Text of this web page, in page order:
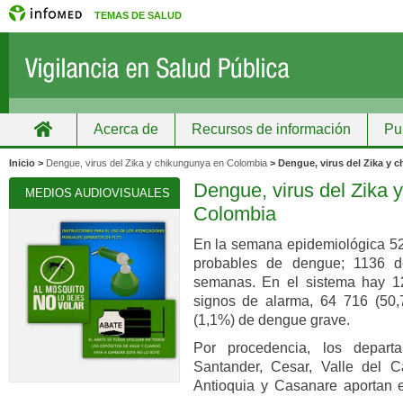
TEMAS DE SALUD
Acerca de Recursos de información
Grupos Recursos de información
Inicio > Dengue, virus del Zika y chikungunya en Colombia > Dengue, virus del Zika y
Dengue, virus del Zika
Colombia
En la semana epidemiológica
probables de dengue; 1136
semanas. En el sistema hay
signos de alarma, 64 716
(1,1%) de dengue grave.
Por procedencia, los
Santander, Cesar, Valle del
Antioquia y Casanare
MEDIOS AUDIOVISUALES